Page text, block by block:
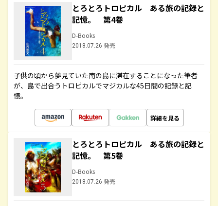
とろとろトロピカル ある旅の記録と
記憶。 第4巻
D-Books
2018.07.26 発売
子供の頃から夢見ていた南の島に滞在することになった筆者
が、島で出合うトロピカルでマジカルな45日間の記録と記
憶。
詳細を見る
とろとろトロピカル ある旅の記録と
記憶。 第5巻
D-Books
2018.07.26 発売